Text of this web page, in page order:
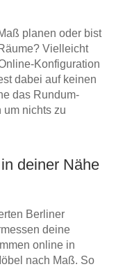
planen oder bist
Vielleicht
Konfiguration
dabei auf keinen
das Rundum-
um nichts zu
deiner Nähe
Berliner
deine
online in
nach Maß. So